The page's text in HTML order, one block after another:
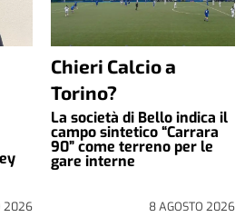
2026
Chieri Calcio a
Torino?
La società di Bello indica il
campo sintetico “Carrara
90” come terreno per le
gare interne
8 AGOSTO 2026